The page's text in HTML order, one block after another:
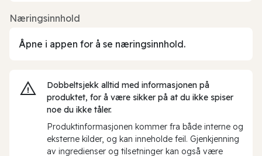
Næringsinnhold
Åpne i appen for å se næringsinnhold.
Dobbeltsjekk alltid med informasjonen på
produktet, for å være sikker på at du ikke spiser
noe du ikke tåler.
Produktinformasjonen kommer fra både interne og
eksterne kilder, og kan inneholde feil. Gjenkjenning
av ingredienser og tilsetninger kan også være